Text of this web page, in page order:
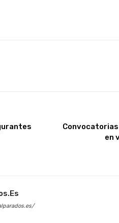
Convocatorias
en